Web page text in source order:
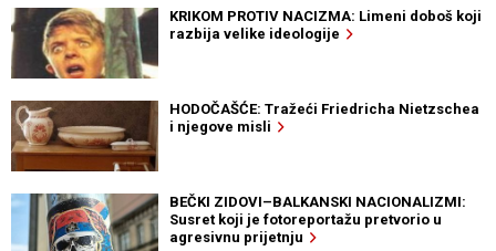
KRIKOM PROTIV NACIZMA: Limeni doboš koji
razbija velike ideologije
HODOČAŠĆE: Tražeći Friedricha Nietzschea
i njegove misli
BEČKI ZIDOVI–BALKANSKI NACIONALIZMI:
Susret koji je fotoreportažu pretvorio u
agresivnu prijetnju